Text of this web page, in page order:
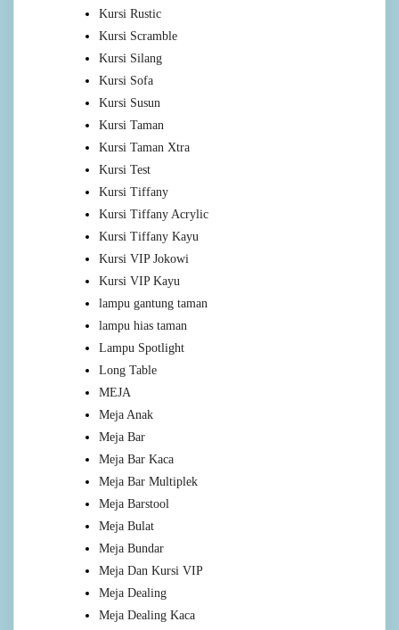
Kursi Rustic
Kursi Scramble
Kursi Silang
Kursi Sofa
Kursi Susun
Kursi Taman
Kursi Taman Xtra
Kursi Test
Kursi Tiffany
Kursi Tiffany Acrylic
Kursi Tiffany Kayu
Kursi VIP Jokowi
Kursi VIP Kayu
lampu gantung taman
lampu hias taman
Lampu Spotlight
Long Table
MEJA
Meja Anak
Meja Bar
Meja Bar Kaca
Meja Bar Multiplek
Meja Barstool
Meja Bulat
Meja Bundar
Meja Dan Kursi VIP
Meja Dealing
Meja Dealing Kaca